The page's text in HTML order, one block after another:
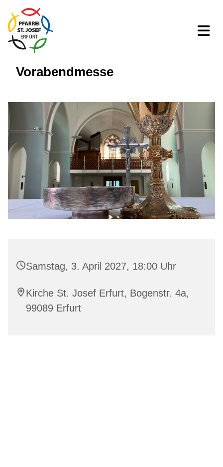
Vorabendmesse
Samstag, 3. April 2027, 18:00 Uhr
Kirche St. Josef Erfurt, Bogenstr. 4a,
99089 Erfurt